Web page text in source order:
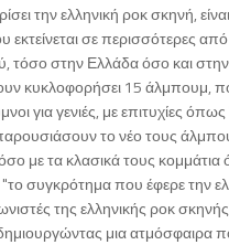
την ελληνική ροκ σκηνή,
σε περισσότερες από
τόσο στην Ελλάδα όσο και
κυκλοφορήσει 15 άλμπουμ,
για γενιές, με επιτυχίες
το νέο τους
με τα κλασικά τους
συγκρότημα που έφερε την
της ελληνικής ροκ
μια ατμόσφαιρα